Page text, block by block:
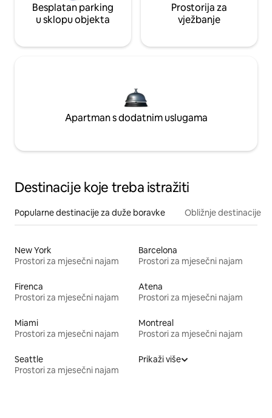
Besplatan parking
u sklopu objekta
Prostorija za
vježbanje
Apartman s dodatnim uslugama
Destinacije koje treba istražiti
Popularne destinacije za duže boravke Obližnje destinacije
New York
Prostori za mjesečni najam
Barcelona
Prostori za mjesečni najam
Firenca
Prostori za mjesečni najam
Atena
Prostori za mjesečni najam
Miami
Prostori za mjesečni najam
Montreal
Prostori za mjesečni najam
Seattle
Prostori za mjesečni najam
Prikaži više